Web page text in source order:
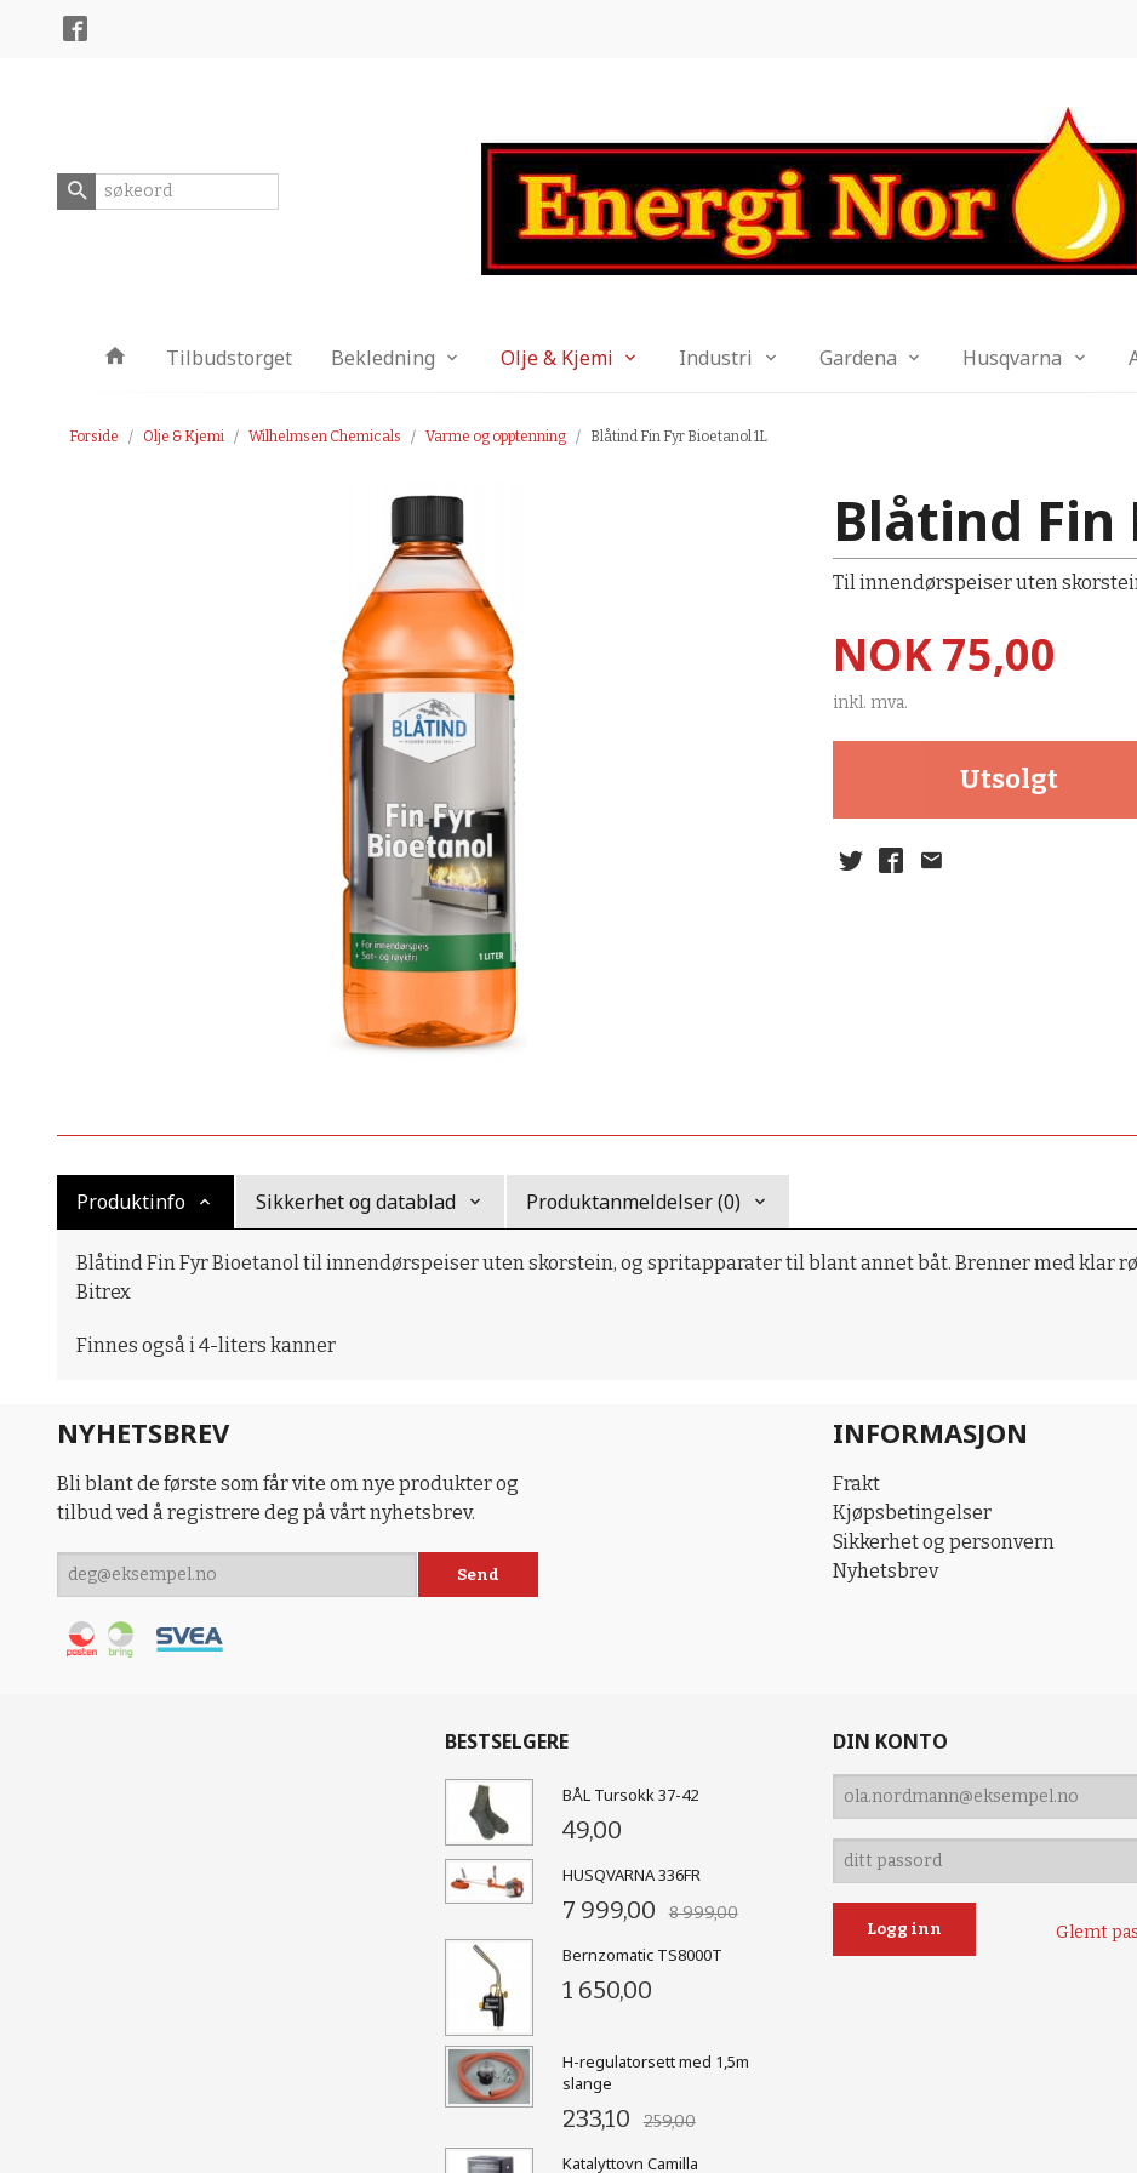
ProdukterTilbudstorget Bekledning Olje & Kjemi Industri Gardena Husqvarna
Forside Olje & Kjemi Wilhelmsen Chemicals Varme og opptenning Blåtind Fin Fyr Bioetanol 1L
Blåtind Fin
Til innendørspeiser uten
Pris
NOK75,00
inkl. mva.
Utsolgt
Produktinfo Sikkerhet og datablad Produktanmeldelser (0)
Blåtind Fin Fyr Bioetanol til innendørspeiser uten skorstein, og spritapparater til blant annet båt. Brenner med klar
Bitrex
Finnes også i 4-liters kanner
NYHETSBREV
Bli blant de første som får vite om nye produkter og
tilbud ved å registrere deg på vårt nyhetsbrev.
INFORMASJON
Frakt
Kjøpsbetingelser
Sikkerhet og personvern
Nyhetsbrev
BESTSELGERE
BÅL Tursokk 37-42
49,00
HUSQVARNA 336FR
7 999,00 8 999,00
Bernzomatic TS8000T
1 650,00
H-regulatorsett med 1,5m
slange
233,10 259,00
Katalyttovn Camilla
DIN KONTO
Glemt